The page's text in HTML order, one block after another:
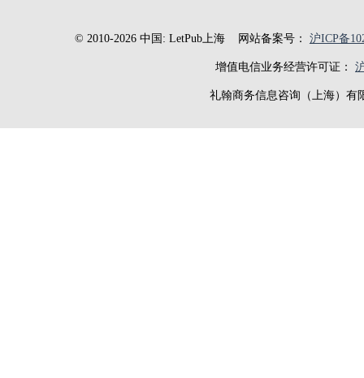
© 2010-2026 中国: LetPub上海网站备案号： 沪ICP备
增值电信业务经营许可证：
礼翰商务信息咨询（上海）